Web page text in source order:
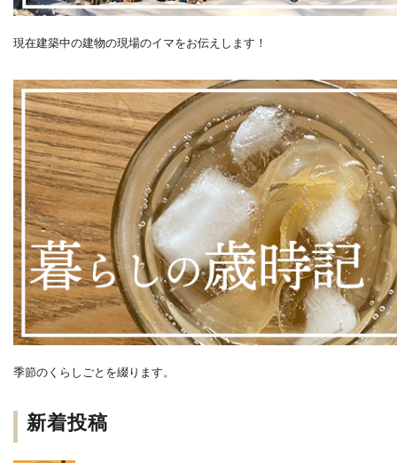
現在建築中の建物の現場のイマをお伝えします！
季節のくらしごとを綴ります。
新着投稿